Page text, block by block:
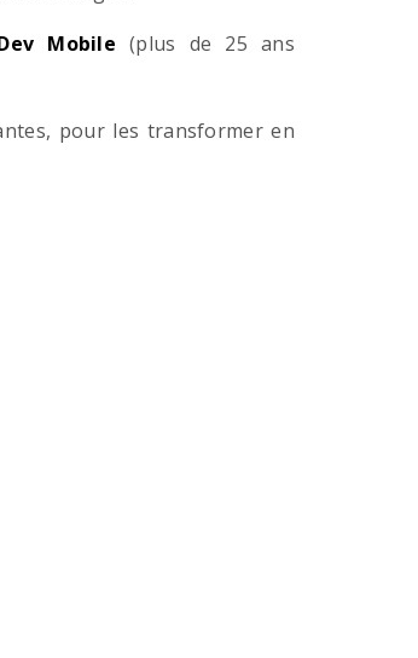
Mobile (plus de 25 ans
pour les transformer en